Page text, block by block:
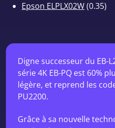
Epson ELPLX02W(0.35)
Digne successeur du EB-
série 4K EB-PQ est 60%
légère, et reprend les
PU2200.
Grâce à sa nouvelle